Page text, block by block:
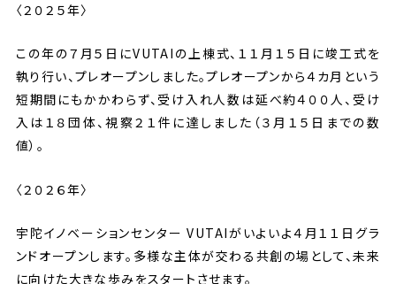
〈２０２５年〉
この年の７月５日にVUTAIの上棟式、１１月１５日に竣工式を
執り行い、プレオープンしました。プレオープンから４カ月という
短期間にもかかわらず、受け入れ人数は延べ約４００人、受け
入は１８団体、視察２１件に達しました（３月１５日までの数
値）。
〈２０２６年〉
宇陀イノベーションセンター VUTAIがいよいよ４月１１日グラ
ンドオープンします。多様な主体が交わる共創の場として、未来
に向けた大きな歩みをスタートさせます。